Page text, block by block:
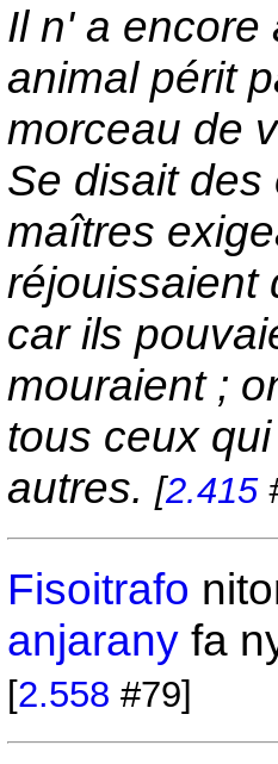
Il n' a encore
animal périt
morceau de
Se disait
maîtres
réjouissaient
car ils
mouraient ;
tous ceux
autres. [2.415
Fisoitrafo
anjaranyfa
[2.558 #79]